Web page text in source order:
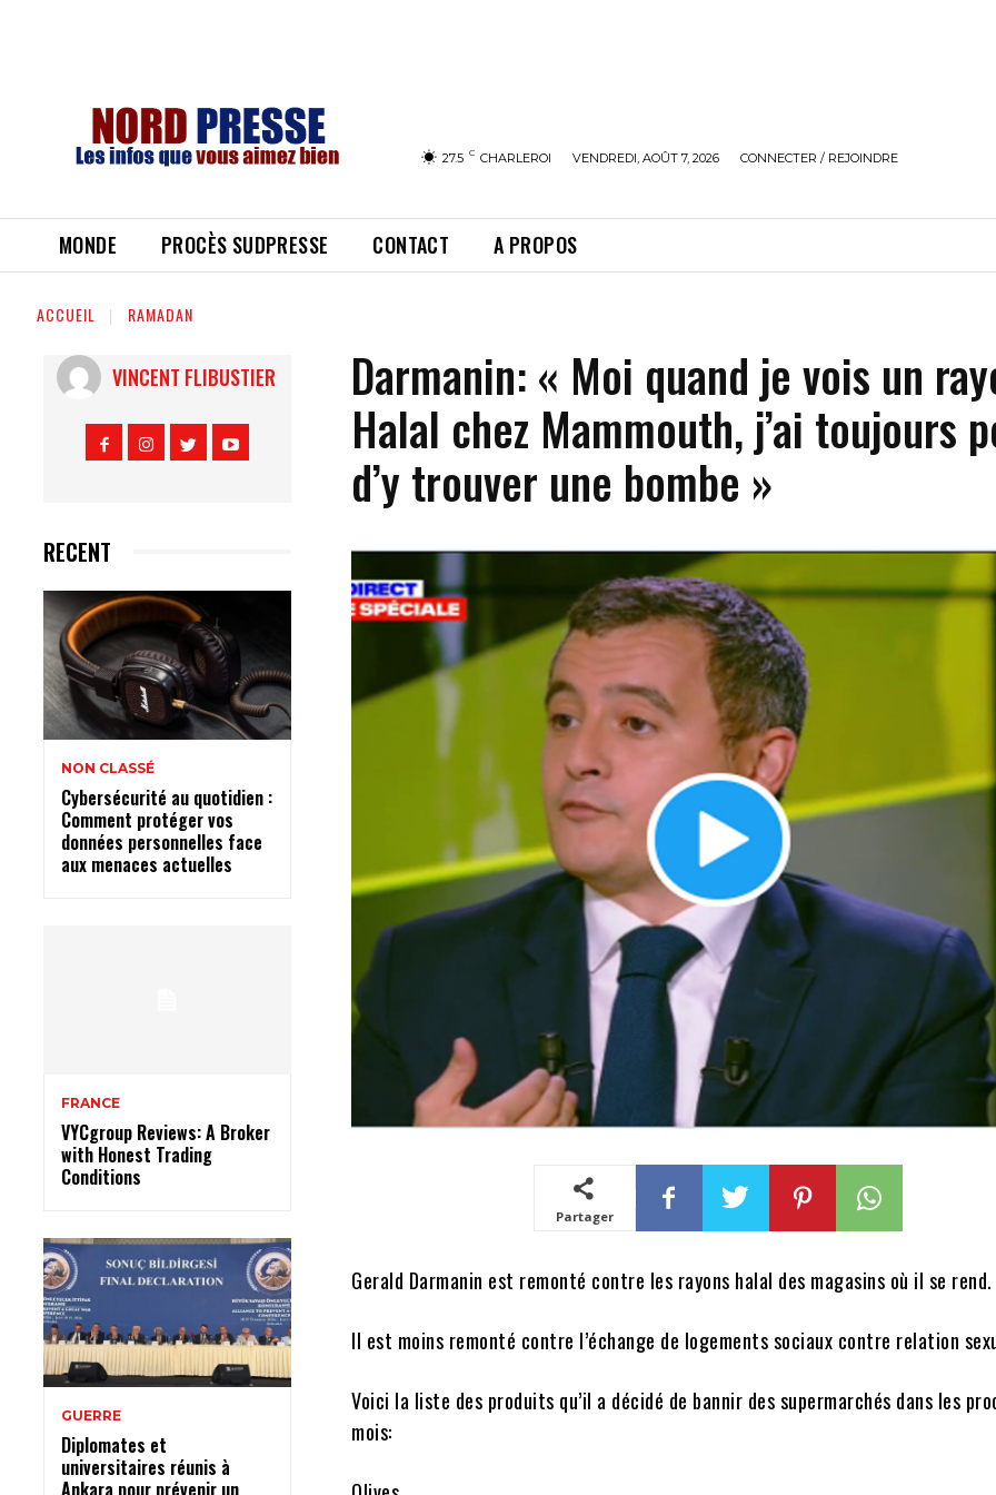
27.5 C CHARLEROI VENDREDI, AOÛT 7, 2026 CONNECTER / REJOINDRE
MONDE PROCÈS SUDPRESSE CONTACT A PROPOS
ACCUEIL RAMADAN
VINCENT FLIBUSTIER
RECENT
NON CLASSÉ
Cybersécurité au quotidien :
Comment protéger vos
données personnelles face
aux menaces actuelles
FRANCE
VYCgroup Reviews: A Broker
with Honest Trading
Conditions
GUERRE
Diplomates et
universitaires réunis à
Ankara pour prévenir un
Darmanin: « Moi quand je vois un
Halal chez Mammouth, j’ai toujours
d’y trouver une bombe »
Partager
Gerald Darmanin est remonté contre les rayons halal des magasins où il se rend.
Il est moins remonté contre l’échange de logements sociaux contre relation
Voici la liste des produits qu’il a décidé de bannir des supermarchés dans les
mois: